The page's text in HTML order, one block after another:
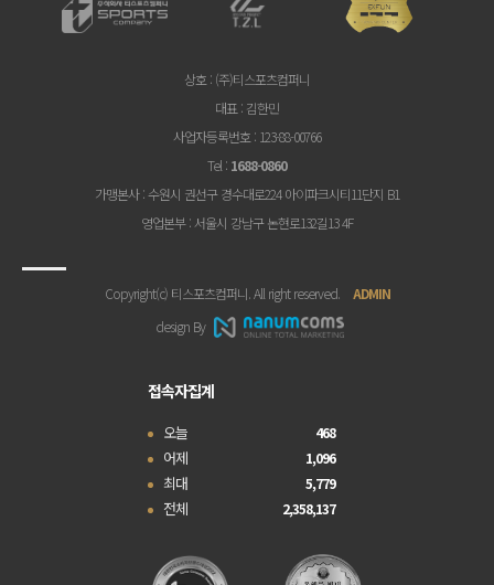
상호 : (주)티스포츠컴퍼니
대표 : 김한민
사업자등록번호 : 123-88-00766
Tel : 1688-0860
가맹본사: 수원시 권선구 경수대로224 아이파크시티11단지 B1
영업본부: 서울시 강남구 논현로132길13 4F
Copyright(c) 티스포츠컴퍼니. All right reserved. ADMIN
design By
접속자집계
오늘 468
어제 1,096
최대 5,779
전체 2,358,137